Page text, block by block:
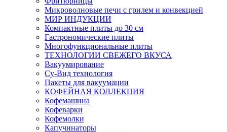
Микроволновые печи с грилем и конвекцией
МИР ИНДУКЦИИ
Компактные плиты до 30 см
Гастрономические плиты
Многофункциональные плиты
ТЕХНОЛОГИИ СВЕЖЕГО ВКУСА
Вакуумирование
Су-Вид технология
Пакеты для вакуумации
КОФЕЙНАЯ КОЛЛЕКЦИЯ
Кофемашина
Кофеварки
Кофемолки
Капучинаторы